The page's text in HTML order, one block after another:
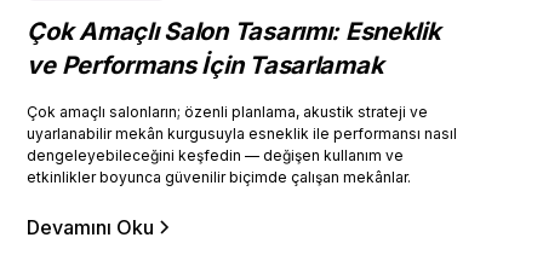
Çok Amaçlı Salon Tasarımı: Esneklik
ve Performans İçin Tasarlamak
Çok amaçlı salonların; özenli planlama, akustik strateji ve
uyarlanabilir mekân kurgusuyla esneklik ile performansı nasıl
dengeleyebileceğini keşfedin — değişen kullanım ve
etkinlikler boyunca güvenilir biçimde çalışan mekânlar.
Devamını Oku